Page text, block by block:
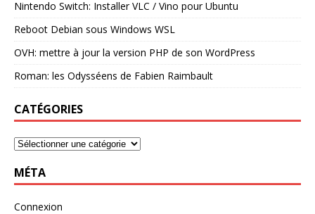
Nintendo Switch: Installer VLC / Vino pour Ubuntu
Reboot Debian sous Windows WSL
OVH: mettre à jour la version PHP de son WordPress
Roman: les Odysséens de Fabien Raimbault
CATÉGORIES
MÉTA
Connexion